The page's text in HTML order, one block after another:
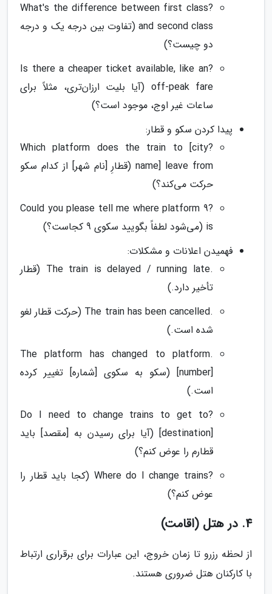
?What's the difference between first class
and second class (تفاوت بین درجه یک و درجه
دو چیست؟)
?Is there a cheaper ticket available, like an
off-peak fare (آیا بلیت ارزان‌تری، مثلاً برای
ساعات غیر اوج، موجود است؟)
پیدا کردن سکو و قطار:
?Which platform does the train to [city
name] leave from (قطارِ [نام شهر] از کدام سکو
حرکت می‌کند؟)
?Could you please tell me where platform 9
is (می‌شود لطفاً بگویید سکوی 9 کجاست؟)
فهمیدن اعلانات و مشکلات:
.The train is delayed / running late (قطار
تأخیر دارد.)
.The train has been cancelled (حرکت قطار لغو
شده است.)
.The platform has changed to platform
[number] (سکو به سکوی [شماره] تغییر کرده
است.)
?Do I need to change trains to get to
[destination] (آیا برای رسیدن به [مقصد] باید
قطارم را عوض کنم؟)
?Where do I change trains (کجا باید قطار را
عوض کنم؟)
4. در هتل (اقامت)
از لحظه رزرو تا زمان خروج، این عبارات برای برقراری ارتباط
با کارکنان هتل ضروری هستند.